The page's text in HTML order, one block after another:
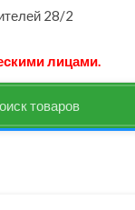
28/2
лицами.